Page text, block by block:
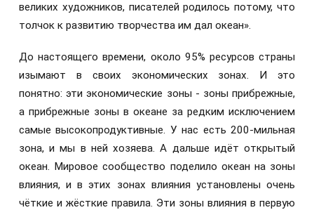
великих художников, писателей родилось потому, что
толчок к развитию творчества им дал океан».
До настоящего времени, около 95% ресурсов страны
изымают в своих экономических зонах. И это
понятно: эти экономические зоны - зоны прибрежные,
а прибрежные зоны в океане за редким исключением
самые высокопродуктивные. У нас есть 200-мильная
зона, и мы в ней хозяева. А дальше идёт открытый
океан. Мировое сообщество поделило океан на зоны
влияния, и в этих зонах влияния установлены очень
чёткие и жёсткие правила. Эти зоны влияния в первую